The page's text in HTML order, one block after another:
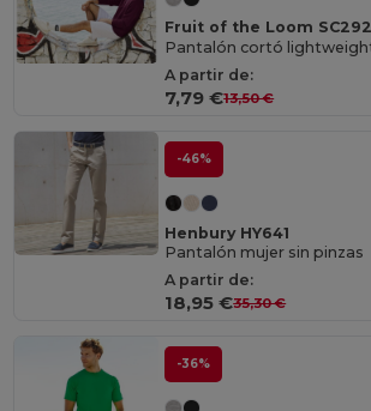
Fruit of the Loom SC292
Pantalón cortó
A partir de:
7,79 €13,50 €
-46%
Henbury HY641
Pantalón mujer sin pinzas
A partir de:
18,95 €35,30 €
-36%